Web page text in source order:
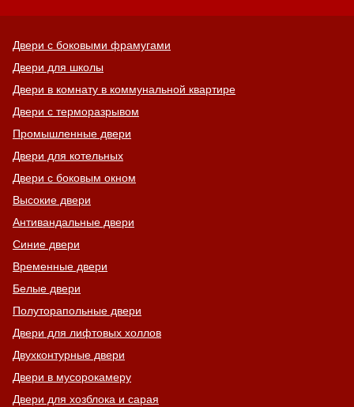
Двери с боковыми фрамугами
Двери для школы
Двери в комнату в коммунальной квартире
Двери с терморазрывом
Промышленные двери
Двери для котельных
Двери с боковым окном
Высокие двери
Антивандальные двери
Синие двери
Временные двери
Белые двери
Полуторапольные двери
Двери для лифтовых холлов
Двухконтурные двери
Двери в мусорокамеру
Двери для хозблока и сарая